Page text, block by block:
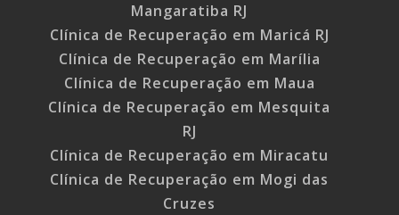
Mangaratiba RJ
Clínica de Recuperação em Maricá RJ
Clínica de Recuperação em Marília
Clínica de Recuperação em Maua
Clínica de Recuperação em Mesquita
RJ
Clínica de Recuperação em Miracatu
Clínica de Recuperação em Mogi das
Cruzes